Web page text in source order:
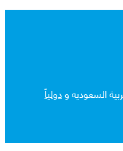
السعوديه ودولياً